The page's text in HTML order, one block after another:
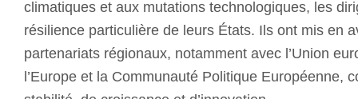
climatiques et aux mutations technologiques, les
résilience particulière de leurs États. Ils ont mis en
partenariats régionaux, notamment avec l’Union
l’Europe et la Communauté Politique Européenne,